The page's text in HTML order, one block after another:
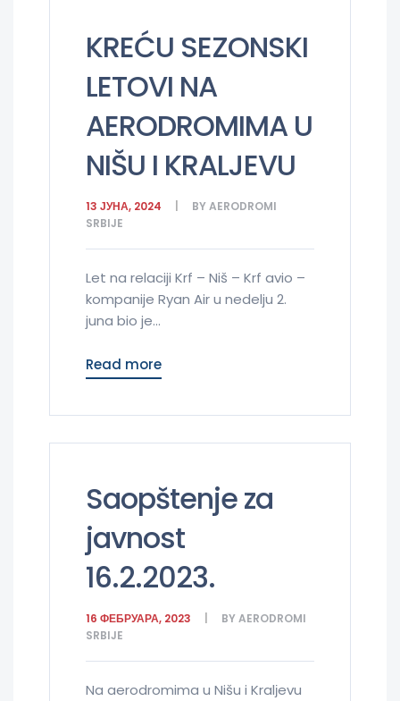
KREĆU SEZONSKI
LETOVI NA
AERODROMIMA U
NIŠU I KRALJEVU
13 ЈУНА, 2024 BYAERODROMI
SRBIJE
Let na relaciji Krf – Niš – Krf avio –
kompanije Ryan Air u nedelju 2.
juna bio je...
Read more
Saopštenje za
javnost
16.2.2023.
16 ФЕБРУАРА, 2023 BYAERODROMI
SRBIJE
Na aerodromima u Nišu i Kralјevu